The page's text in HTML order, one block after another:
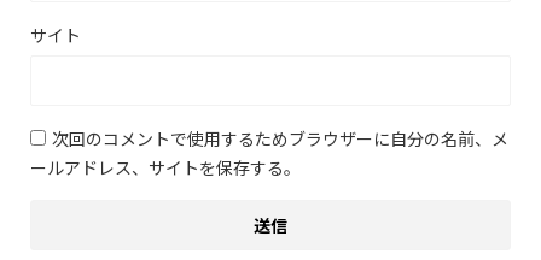
サイト
次回のコメントで使用するためブラウザーに自分の名前、メ
ールアドレス、サイトを保存する。